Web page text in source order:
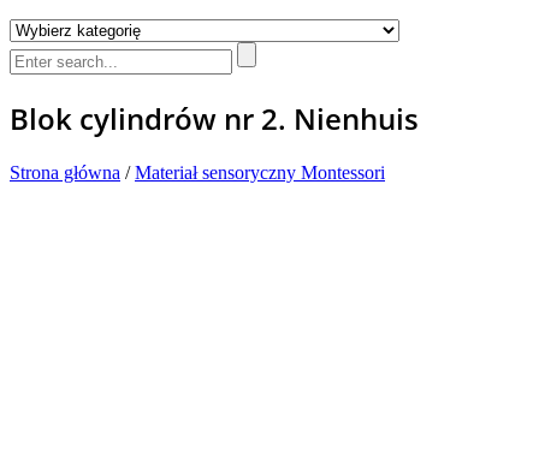
Blok cylindrów nr 2. Nienhuis
Strona główna /Materiał sensoryczny Montessori